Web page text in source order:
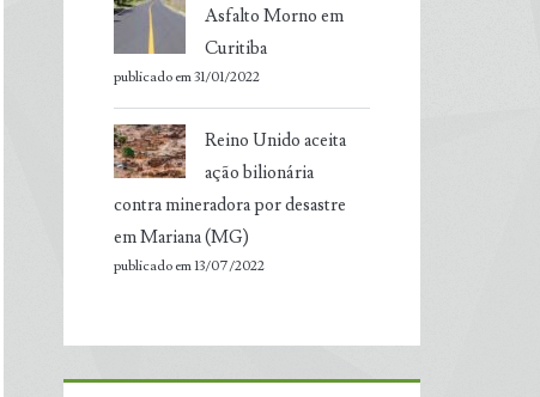
Asfalto Morno em
Curitiba
publicado em 31/01/2022
Reino Unido aceita
ação bilionária
contra mineradora por desastre
em Mariana (MG)
publicado em 13/07/2022